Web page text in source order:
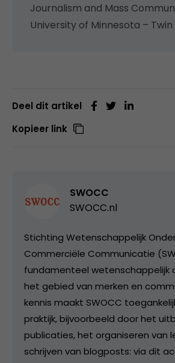
Journalism and Mass
University of Minnesota – Twin
Deel dit artikel
Kopieer link
SWOCC
SWOCC.nl
Stichting Wetenschappelijk
Commerciële Communicatie
fundamenteel wetenschappelijk
het gebied van merken en
kennis maakt SWOCC
praktijk, bijvoorbeeld door het
publicaties, het organiseren van
schrijven van blogposts: via dit